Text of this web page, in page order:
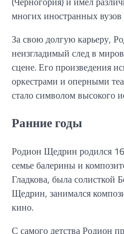
многих иностранных
За свою долгую карьеру,
неизгладимый след в
сцене. Его произведения
оркестрами и оперными
стало символом высокого
Ранние годы
Родион Щедрин родился
семье балерины и
Гладкова, была солисткой
Щедрин, занимался
кино.
С самого детства Родион